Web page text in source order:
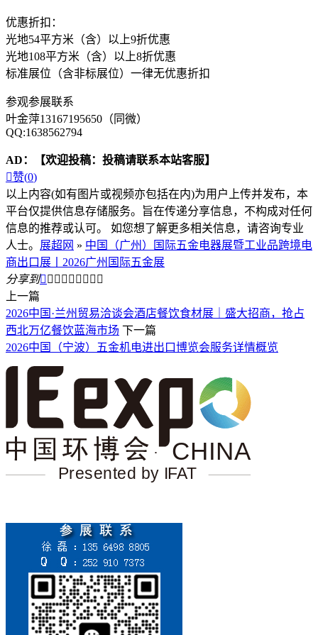
优惠折扣：
光地54平方米（含）以上9折优惠
光地108平方米（含）以上8折优惠
标准展位（含非标展位）一律无优惠折扣
参观参展联系
叶金萍13167195650（同微）
QQ:1638562794
AD：
【欢迎投稿：投稿请联系本站客服】
赞(0)
以上内容(如有图片或视频亦包括在内)为用户上传并发布，本
平台仅提供信息存储服务。旨在传递分享信息，不构成对任何
信息的推荐或认可。 如您想了解更多相关信息，请咨询专业
人士。 展超网 » 中国（广州）国际五金电器展暨工业品跨境电
商出口展丨2026广州国际五金展
分享到        
上一篇
2026中国·兰州贸易洽谈会酒店餐饮食材展｜盛大招商，抢占
西北万亿餐饮蓝海市场 下一篇
2026中国（宁波）五金机电进出口博览会服务详情概览